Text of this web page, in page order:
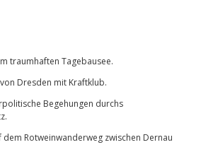
traumhaften Tagebausee.
Dresden mit Kraftklub.
Begehungen durchs
dem Rotweinwanderweg zwischen Dernau